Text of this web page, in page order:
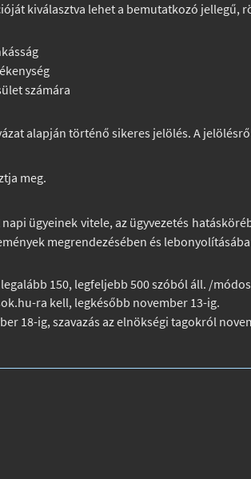
kiválasztva lehet a bemutatkozó jellegű,
számára
alapján történő sikeres jelölés. A
meg.
ügyeinek vitele, az ügyvezetés
megrendezésében és
150, legfeljebb 500 szóból áll. /
-ra kell, legkésőbb november 13-ig.
18-ig, szavazás az elnökségi tagokról